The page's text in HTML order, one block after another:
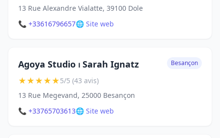
13 Rue Alexandre Vialatte, 39100 Dole
📞 +33616796657🌐 Site web
Agoya Studio ⏐ Sarah Ignatz Besançon
★★★★★5/5 (43 avis)
13 Rue Megevand, 25000 Besançon
📞 +33765703613🌐 Site web